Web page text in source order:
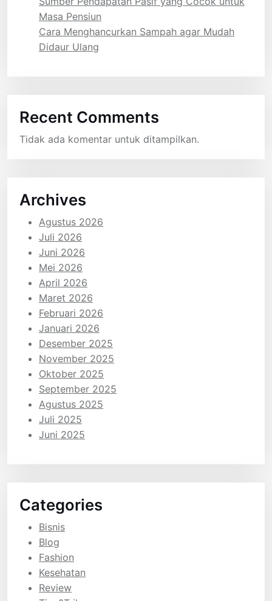
Masa Pensiun
Cara Menghancurkan Sampah agar Mudah
Didaur Ulang
Recent Comments
Tidak ada komentar untuk ditampilkan.
Archives
Agustus 2026
Juli 2026
Juni 2026
Mei 2026
April 2026
Maret 2026
Februari 2026
Januari 2026
Desember 2025
November 2025
Oktober 2025
September 2025
Agustus 2025
Juli 2025
Juni 2025
Categories
Bisnis
Blog
Fashion
Kesehatan
Review